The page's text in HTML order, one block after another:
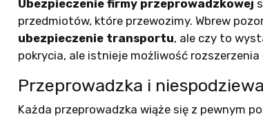
Ubezpieczenie firmy przeprowadzkowej
przedmiotów, które przewozimy. Wbrew
ubezpieczenie transportu, ale czy to
pokrycia, ale istnieje możliwość rozszerzenia
Przeprowadzka i
Każda przeprowadzka wiąże się z pewnym